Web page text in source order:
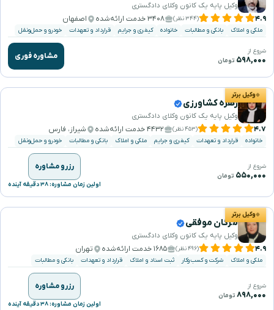
وکیل پایه یک کانون وکلای دادگستری
۴.۹ (۳۴۴ نظر) ۳۴۰۸ خدمت ارائه‌شده اصفهان
ملکی و املاک بانکی و مطالبات خانواده کیفری و جرایم قرارداد و تعهدات خودرو و حمل‌ونقل
شروع از
۵۹۸,۰۰۰ تومان مشاوره فوری
وکیل برتر
زهره کشاورزی
وکیل پایه یک کانون وکلای دادگستری
۴.۷ (۴۵۳ نظر) ۴۴۳۲ خدمت ارائه‌شده شیراز، فارس
خانواده قرارداد و تعهدات کیفری و جرایم ملکی و املاک بانکی و مطالبات خودرو و حمل‌ونقل
شروع از
۵۵۰,۰۰۰ تومان
رزرو مشاوره
اولین زمان مشاوره: ۳۸ دقیقه آینده
وکیل برتر
مژگان موفقی
وکیل پایه یک کانون وکلای دادگستری
۴.۹ (۴۹۶ نظر) ۱۶۸۵ خدمت ارائه‌شده تهران
ملکی و املاک شرکت و کسب‌وکار ثبت اسناد و املاک قرارداد و تعهدات بانکی و مطالبات
شروع از
۸۹۸,۰۰۰ تومان
رزرو مشاوره
اولین زمان مشاوره: ۳۸ دقیقه آینده